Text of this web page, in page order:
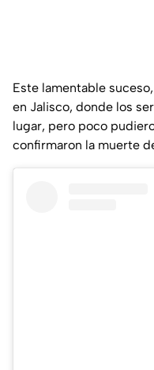
Este lamentable
en Jalisco, donde los
lugar, pero poco
confirmaron la muerte